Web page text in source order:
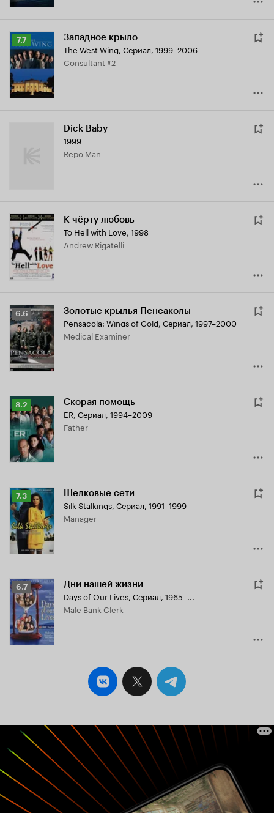
Рейтинг
Кинопоиска
7.7
7.7 Западное крыло
The West Wing, Сериал, 1999–2006
Consultant #2
Dick Baby
1999
Repo Man
К чёрту любовь
To Hell with Love, 1998
Andrew Rigatelli
Рейтинг
Кинопоиска
6.6
6.6 Золотые крылья Пенсаколы
Pensacola: Wings of Gold, Сериал, 1997–2000
Medical Examiner
Рейтинг
Кинопоиска
8.2
8.2 Скорая помощь
ER, Сериал, 1994–2009
Father
Рейтинг
Кинопоиска
7.3
7.3 Шелковые сети
Silk Stalkings, Сериал, 1991–1999
Manager
Рейтинг
Кинопоиска
6.7
6.7 Дни нашей жизни
Days of Our Lives, Сериал, 1965–...
Male Bank Clerk